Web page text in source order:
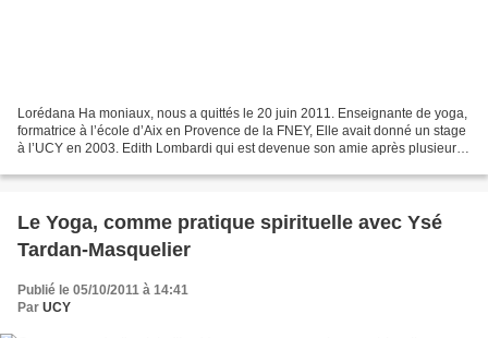
Lorédana Ha moniaux, nous a quittés le 20 juin 2011. Enseignante de yoga,
formatrice à l’école d’Aix en Provence de la FNEY, Elle avait donné un stage
à l’UCY en 2003. Edith Lombardi qui est devenue son amie après plusieurs
Le Yoga, comme pratique spirituelle avec Ysé
Tardan-Masquelier
Publié le 05/10/2011 à 14:41
Par UCY